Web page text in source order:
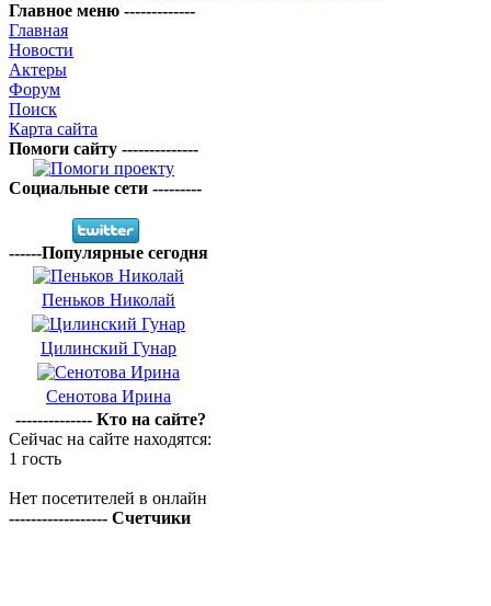
Главное меню -------------
Главная
Новости
Актеры
Форум
Поиск
Карта сайта
Помоги сайту --------------
Социальные сети ---------
------Популярные сегодня
Пеньков Николай
Цилинский Гунар
Сенотова Ирина
-------------- Кто на сайте?
Сейчас на сайте находятся:
1 гость
Нет посетителей в онлайн
------------------ Счетчики